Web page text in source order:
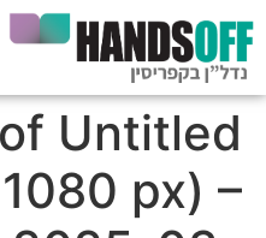
Untitled
px) –